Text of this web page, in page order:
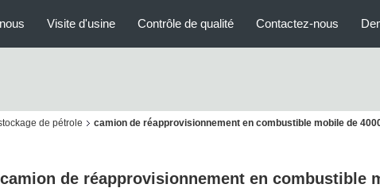
Visite d'usine Contrôle de qualité Contactez-nous
de pétrole camion de réapprovisionnement en combustible mobile de
camion de réapprovisionnement en combustible